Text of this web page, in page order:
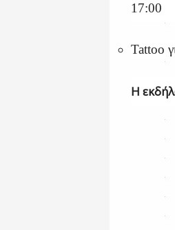
17:00
Tattoo
Η